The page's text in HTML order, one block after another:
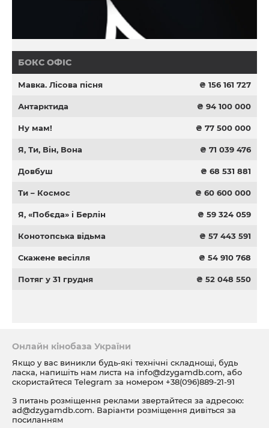
БОКС ОФІС
Мавка. Лісова пісня ₴ 156 161 727
Антарктида ₴ 94 100 000
Ну мам! ₴ 77 500 000
Я, Ти, Він, Вона ₴ 71 039 476
Довбуш ₴ 68 531 881
Ти – Космос ₴ 60 600 000
Я, «Побєда» і Берлін ₴ 59 324 059
Конотопська відьма ₴ 57 443 591
Скажене весілля ₴ 54 910 768
Потяг у 31 грудня ₴ 52 048 550
Онлайн кінобаза України
Якщо у вас виникли будь-які технічні складнощі, будь
ласка, напишіть нам листа на info@dzygamdb.com, або
скористайтеся Telegram за номером +38(096)889-21-91
З питань розміщення реклами звертайтеся за адресою:
ad@dzygamdb.com. Варіанти розміщення дивіться за
посиланням